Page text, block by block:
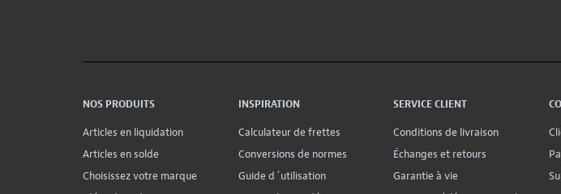
NOS PRODUITS
Articles en liquidation
Articles en solde
Choisissez votre marque
INSPIRATION
Calculateur de frettes
Conversions de normes
Guide d´utilisation
SERVICE CLIENT
Conditions de livraison
Échanges et retours
Garantie à vie